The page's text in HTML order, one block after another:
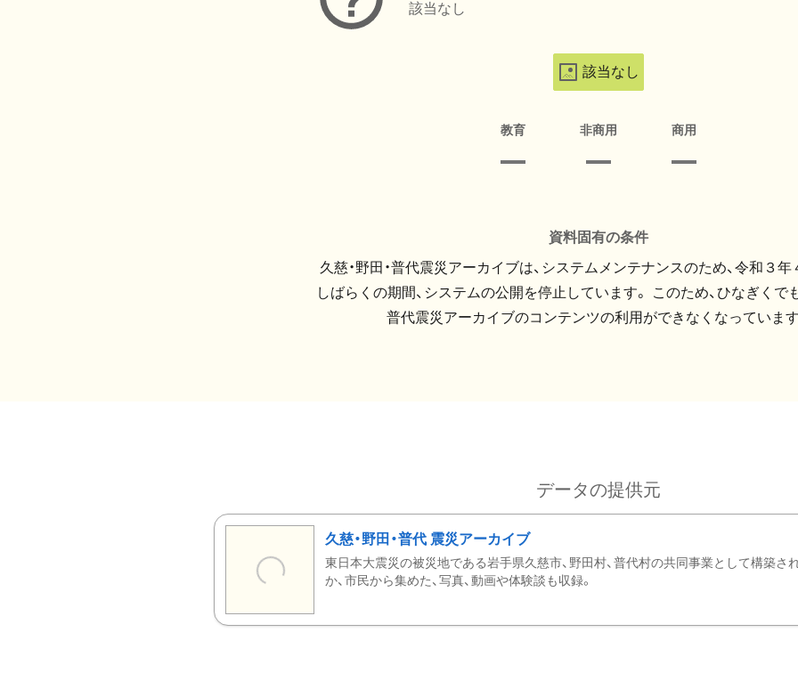
該当なし
該当なし
教育 非商用 商用
資料固有の条件
久慈・野田・普代震災アーカイブは、システムメンテナンスのため、令和３
しばらくの期間、システムの公開を停止しています。 このため、ひなぎくでも
普代震災アーカイブのコンテンツの利用ができなくなっています
データの提供元
久慈・野田・普代 震災アーカイブ
東日本大震災の被災地である岩手県久慈市、野田村、普代村の共同事業として構築さ
か、市民から集めた、写真、動画や体験談も収録。